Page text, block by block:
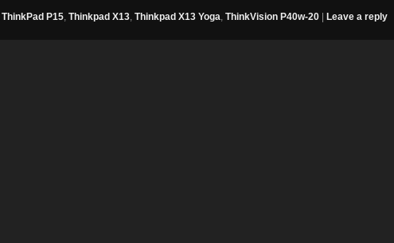
ThinkPad P15, Thinkpad X13, Thinkpad X13 Yoga, ThinkVision P40w-20 Leave a reply